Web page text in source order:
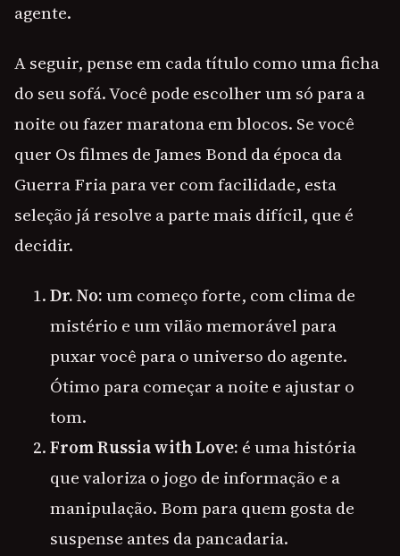
agente.
A seguir, pense em cada título como uma ficha
do seu sofá. Você pode escolher um só para a
noite ou fazer maratona em blocos. Se você
quer Os filmes de James Bond da época da
Guerra Fria para ver com facilidade, esta
seleção já resolve a parte mais difícil, que é
decidir.
Dr. No:um começo forte, com clima de
mistério e um vilão memorável para
puxar você para o universo do agente.
Ótimo para começar a noite e ajustar o
tom.
From Russia with Love: é uma história
que valoriza o jogo de informação e a
manipulação. Bom para quem gosta de
suspense antes da pancadaria.